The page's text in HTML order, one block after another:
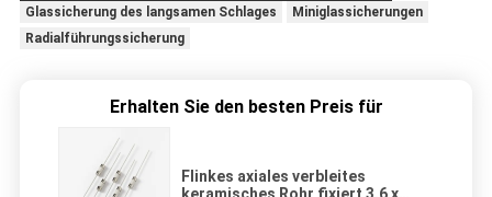
Glassicherung des langsamen Schlages
Miniglassicherungen
Radialführungssicherung
Erhalten Sie den besten Preis für
Flinkes axiales verbleites
keramisches Rohr fixiert 3,6 x